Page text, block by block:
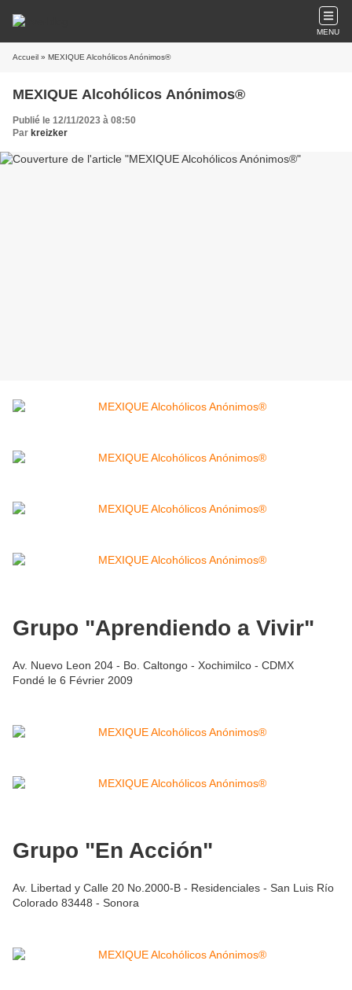
MENU
Accueil » MEXIQUE Alcohólicos Anónimos®
MEXIQUE Alcohólicos Anónimos®
Publié le 12/11/2023 à 08:50
Par kreizker
Grupo "Aprendiendo a Vivir"
Av. Nuevo Leon 204 - Bo. Caltongo - Xochimilco - CDMX
Fondé le 6 Février 2009
Grupo "En Acción"
Av. Libertad y Calle 20 No.2000-B - Residenciales - San Luis Río
Colorado 83448 - Sonora